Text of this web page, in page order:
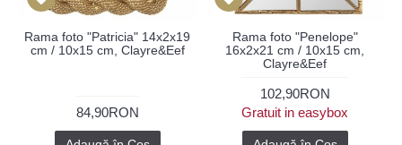
Rama foto "Patricia" 14x2x19
cm / 10x15 cm, Clayre&Eef
84,90RON
Rama foto "Penelope"
16x2x21 cm / 10x15 cm,
Clayre&Eef
102,90RON
Gratuit in easybox